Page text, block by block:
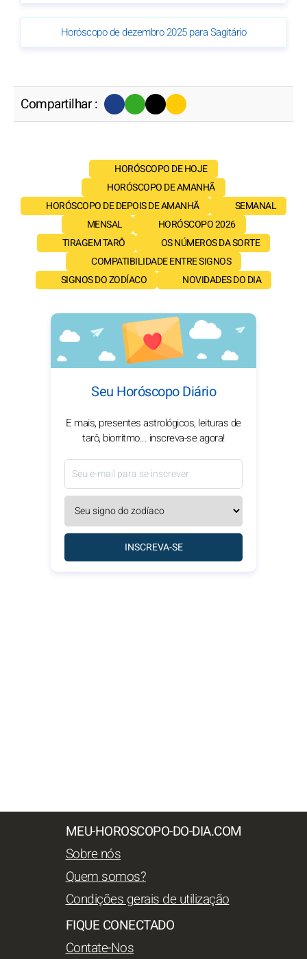
Horóscopo de dezembro 2025 para Sagitário
Compartilhar :
HORÓSCOPO DE HOJE
HORÓSCOPO DE AMANHÃ
HORÓSCOPO DE DEPOIS DE AMANHÃ
SEMANAL
MENSAL
HORÓSCOPO 2026
TIRAGEM TARÔ
OS NÚMEROS DA SORTE
COMPATIBILIDADE ENTRE SIGNOS
SIGNOS DO ZODÍACO
NOVIDADES DO DIA
Seu Horóscopo Diário
E mais, presentes astrológicos, leituras de
tarô, biorritmo... inscreva-se agora!
INSCREVA-SE
MEU-HOROSCOPO-DO-DIA.COM
Sobre nós
Quem somos?
Condições gerais de utilização
FIQUE CONECTADO
Contate-Nos